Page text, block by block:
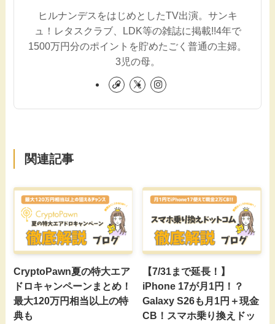
ヒルナンデスをはじめとしたTV出演。サンキ
ュ！レタスクラブ、LDK等の雑誌に掲載!!4年で
1500万円分のポイントを貯めたごく普通の主婦。
3児の母。
関連記事
CryptoPawn夏の特大エア
ドロキャンペーンまとめ！
最大120万円相当以上の特
典も
【7/31まで延長！】
iPhone 17が月1円！？
Galaxy S26も月1円＋現金
CB！スマホ乗り換えドッ